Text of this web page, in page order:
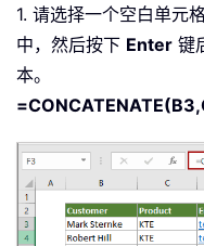
1. 请选择一个空白单元
中，然后按下 Enter 键
本。